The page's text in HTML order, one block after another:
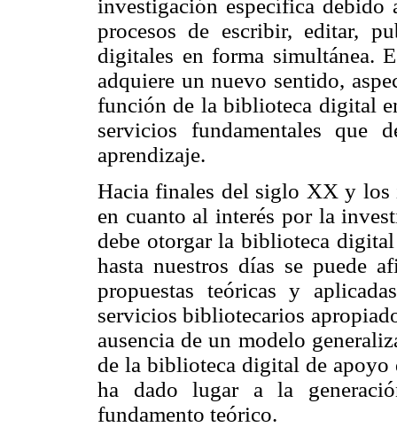
investigación específica
procesos de escribir, editar,
digitales en forma simultánea.
adquiere un nuevo sentido,
función de la biblioteca digital
servicios fundamentales que
aprendizaje.
Hacia finales del siglo XX y
en cuanto al interés por la
debe otorgar la biblioteca
hasta nuestros días se puede
propuestas teóricas y
servicios bibliotecarios
ausencia de un modelo
de la biblioteca digital de apoyo
ha dado lugar a la
fundamento teórico.